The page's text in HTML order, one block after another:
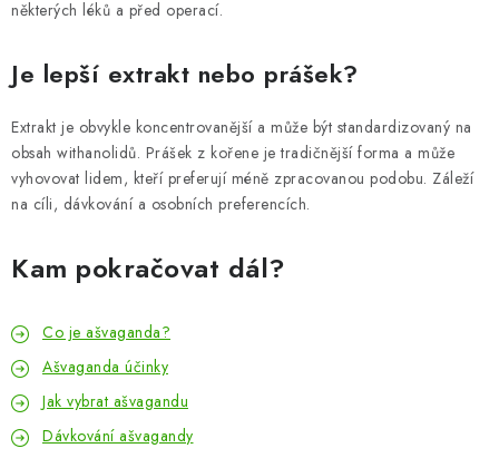
některých léků a před operací.
Je lepší extrakt nebo prášek?
Extrakt je obvykle koncentrovanější a může být standardizovaný na
obsah withanolidů. Prášek z kořene je tradičnější forma a může
vyhovovat lidem, kteří preferují méně zpracovanou podobu. Záleží
na cíli, dávkování a osobních preferencích.
Kam pokračovat dál?
Co je ašvaganda?
Ašvaganda účinky
Jak vybrat ašvagandu
Dávkování ašvagandy